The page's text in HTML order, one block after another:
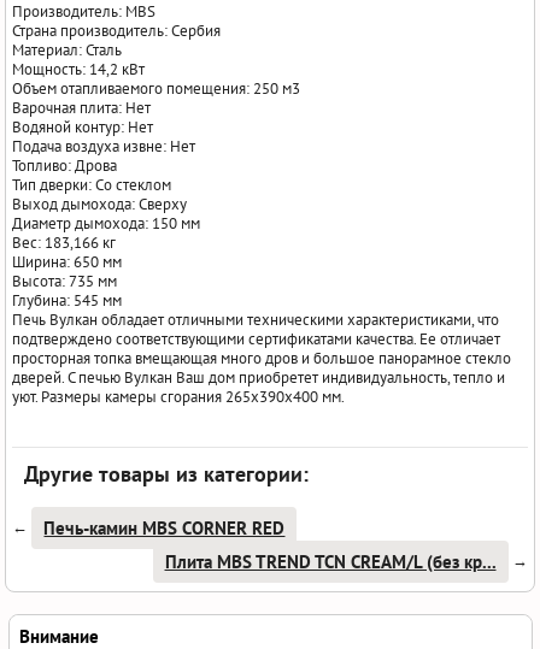
Производитель: MBS
Страна производитель: Сербия
Материал: Сталь
Мощность: 14,2 кВт
Объем отапливаемого помещения: 250 м3
Варочная плита: Нет
Водяной контур: Нет
Подача воздуха извне: Нет
Топливо: Дрова
Тип дверки: Со стеклом
Выход дымохода: Сверху
Диаметр дымохода: 150 мм
Вес: 183,166 кг
Ширина: 650 мм
Высота: 735 мм
Глубина: 545 мм
Печь Вулкан обладает отличными техническими характеристиками, что
подтверждено соответствующими сертификатами качества. Ее отличает
просторная топка вмещающая много дров и большое панорамное стекло
дверей. С печью Вулкан Ваш дом приобретет индивидуальность, тепло и
уют. Размеры камеры сгорания 265х390х400 мм.
Другие товары из категории:
←
Печь-камин MBS CORNER RED
Плита MBS TREND TCN CREAM/L (без кр...
→
Внимание